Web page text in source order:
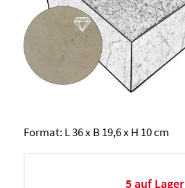
Format: L 36 x B 19,6 x H 10 cm
5 auf Lager